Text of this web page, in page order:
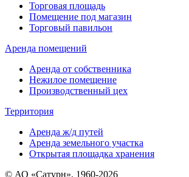
Торговая площадь
Помещение под магазин
Торговый павильон
Аренда помещений
Аренда от собственника
Нежилое помещение
Производственный цех
Территория
Аренда ж/д путей
Аренда земельного участка
Открытая площадка хранения
© АО «Сатурн», 1960-2026